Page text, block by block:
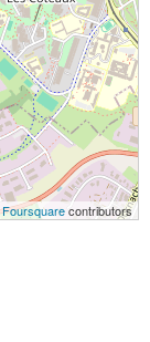
Foursquarecontributors